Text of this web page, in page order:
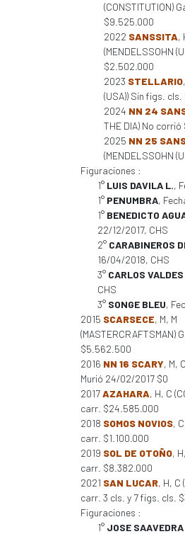
(CONSTITUTION)
$9.525.000
2022 SANSSITA,
(MENDELSSOHN
$2.502.000
2023 STELLARIO
(USA)) Sin figs.
2024 NN 24
THE DIA) No corrió
2025 NN 25
(MENDELSSOHN
Figuraciones :
1° LUIS DAVILA L.,
1° PENUMBRA,
1° BENEDICTO
22/12/2017, CHS
2° CARABINEROS
16/04/2018, CHS
3° CARLOS
CHS
3° SONGE BLEU,
2015 SCARSECE, M, M
(MASTERCRAFTSMAN)
$5.562.500
2016 NN 16 SCARY, M,
Murió 24/02/2017 $0
2017AZAHARA, H, C
carr. $24.585.000
2018 SOMOS NOVIOS,
carr. $1.100.000
2019 SOL DE OTOÑO,
carr. $8.382.000
2021 SAN LUCAR, H, C
carr. 3 cls. y 7 figs. cls.
Figuraciones :
1° JOSE